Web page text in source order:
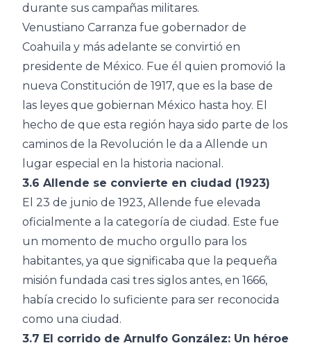
durante sus campañas militares.
Venustiano Carranza fue gobernador de
Coahuila y más adelante se convirtió en
presidente de México. Fue él quien promovió la
nueva Constitución de 1917, que es la base de
las leyes que gobiernan México hasta hoy. El
hecho de que esta región haya sido parte de los
caminos de la Revolución le da a Allende un
lugar especial en la historia nacional.
3.6 Allende se convierte en ciudad (1923)
El 23 de junio de 1923, Allende fue elevada
oficialmente a la categoría de ciudad. Este fue
un momento de mucho orgullo para los
habitantes, ya que significaba que la pequeña
misión fundada casi tres siglos antes, en 1666,
había crecido lo suficiente para ser reconocida
como una ciudad.
3.7 El corrido de Arnulfo González: Un héroe